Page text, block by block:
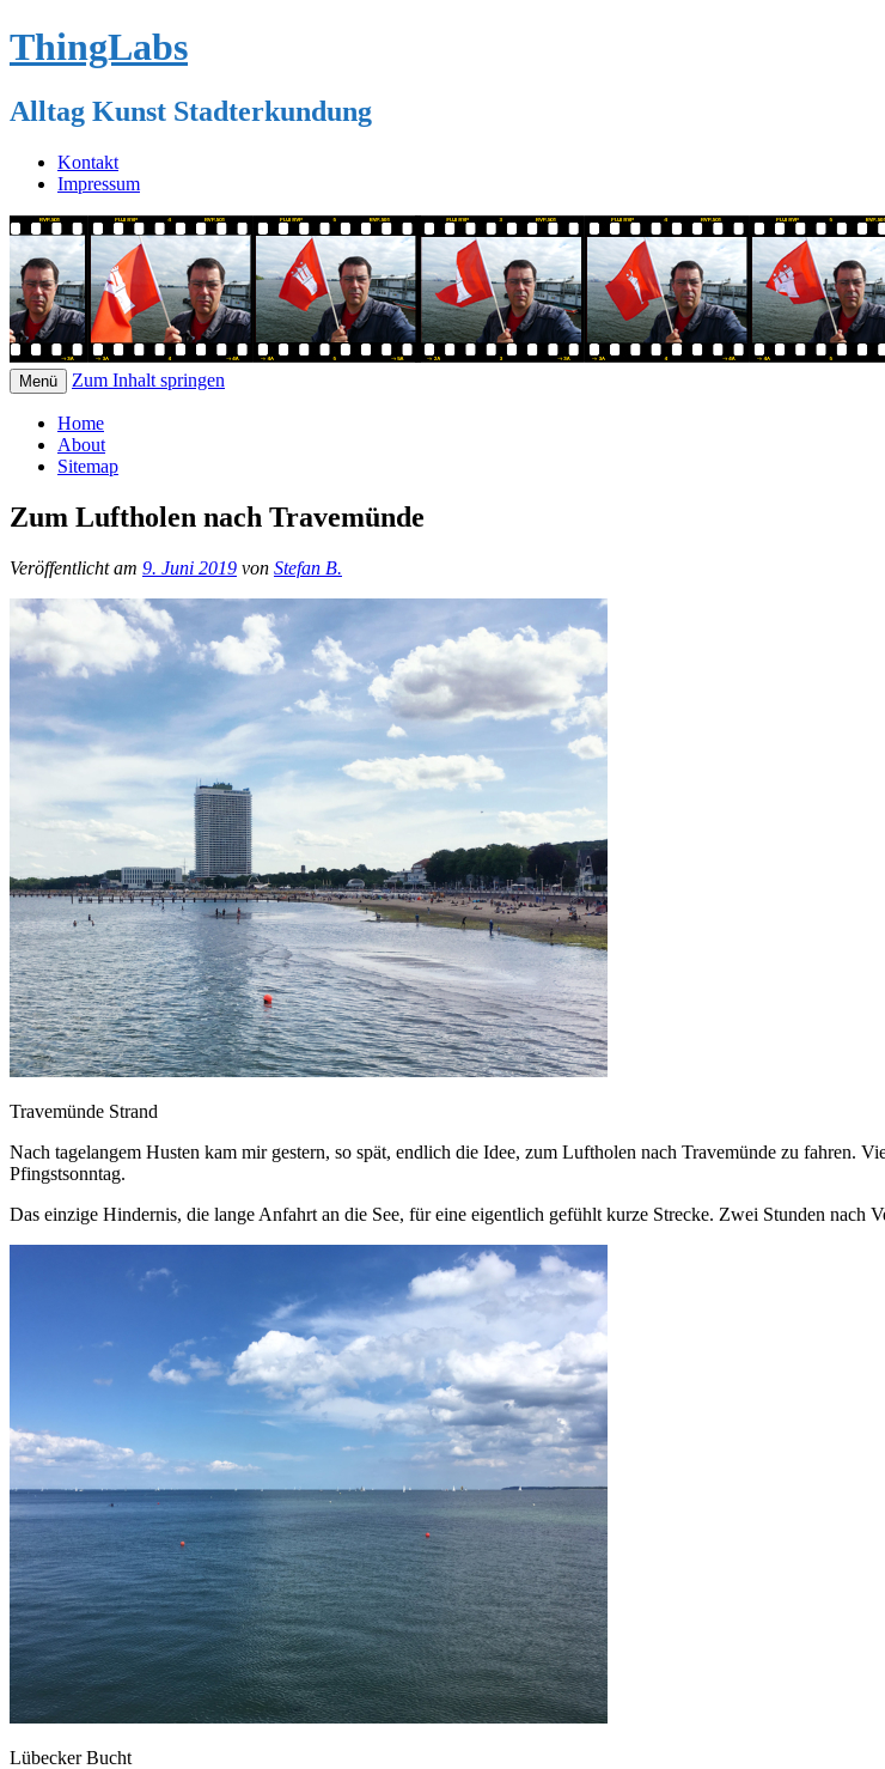
ThingLabs
Alltag Kunst Stadterkundung
Kontakt
Impressum
Menü Zum Inhalt springen
Home
About
Sitemap
Zum Luftholen nach Travemünde
Veröffentlicht am 9. Juni 2019 von Stefan B.
Travemünde Strand
Nach tagelangem Husten kam mir gestern, so spät, endlich die Idee, zum Luftholen nach Travemünde zu fahren.
Pfingstsonntag.
Das einzige Hindernis, die lange Anfahrt an die See, für eine eigentlich gefühlt kurze Strecke. Zwei Stunden nach
Lübecker Bucht